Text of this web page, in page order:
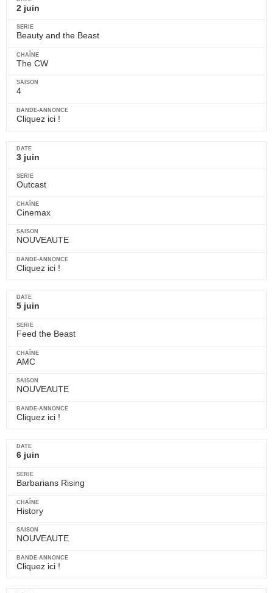
2 juin
Beauty and the Beast
The CW
4
Cliquez ici !
3 juin
Outcast
Cinemax
NOUVEAUTE
Cliquez ici !
5 juin
Feed the Beast
AMC
NOUVEAUTE
Cliquez ici !
6 juin
Barbarians Rising
History
NOUVEAUTE
Cliquez ici !